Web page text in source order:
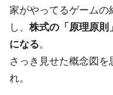
家がやってるゲームの
し、 株式の「原理原則
になる。
さっき見せた概念図を
れ。